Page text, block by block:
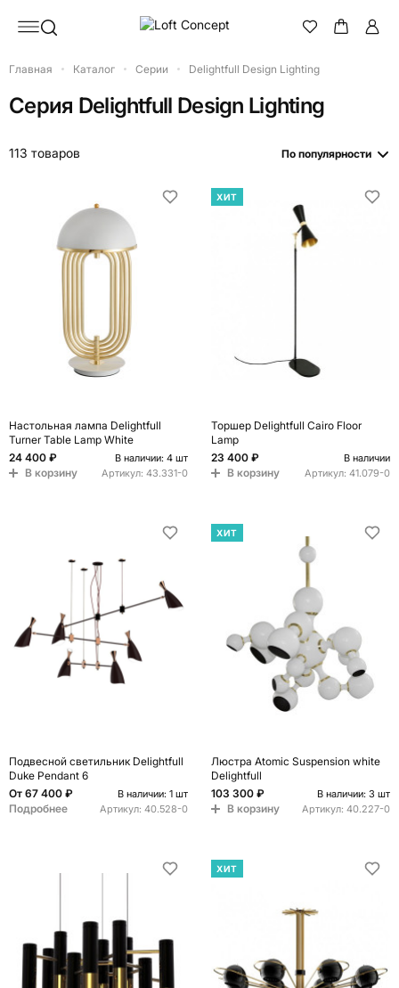
Главная Каталог Серии Delightfull Design Lighting
Серия Delightfull Design Lighting
113 товаров По популярности
Настольная лампа Delightfull
Turner Table Lamp White
24 400 ₽
В наличии: 4 шт
В корзину Артикул: 43.331-0
ХИТ
Торшер Delightfull Cairo Floor
Lamp
23 400 ₽
В наличии
В корзину Артикул: 41.079-0
Подвесной светильник Delightfull
Duke Pendant 6
От 67 400 ₽ В наличии: 1 шт
Подробнее Артикул: 40.528-0
ХИТ
Люстра Atomic Suspension white
Delightfull
103 300 ₽
В наличии: 3 шт
В корзину Артикул: 40.227-0
ХИТ